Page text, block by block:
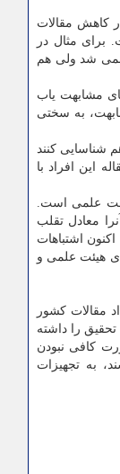
کاهش مقالات
برای مثال در
شد ولی هم
مشابهت یاب
به سختی
شناسایی کنند
این افراد با
علمی است.
معادل تقلب
اشتباهات
هیئت علمی و
مقالات کشور
را داشته
کافی نبودن
به تجهیزات